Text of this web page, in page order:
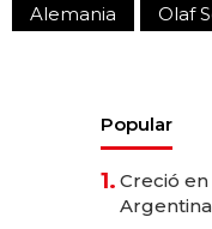
Alemania Olaf
Popular
1. Creció